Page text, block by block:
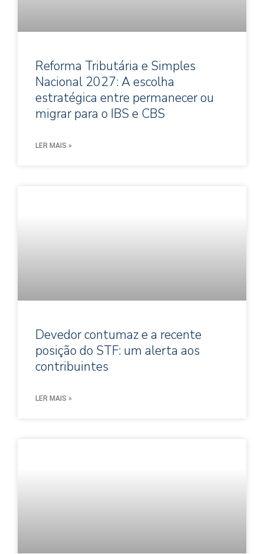
Reforma Tributária e Simples
Nacional 2027: A escolha
estratégica entre permanecer ou
migrar para o IBS e CBS
LER MAIS »
Devedor contumaz e a recente
posição do STF: um alerta aos
contribuintes
LER MAIS »